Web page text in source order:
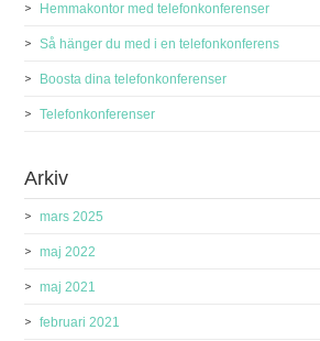
Hemmakontor med telefonkonferenser
Så hänger du med i en telefonkonferens
Boosta dina telefonkonferenser
Telefonkonferenser
Arkiv
mars 2025
maj 2022
maj 2021
februari 2021